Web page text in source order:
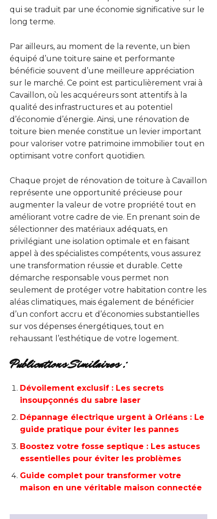
qui se traduit par une économie significative sur le
long terme.
Par ailleurs, au moment de la revente, un bien
équipé d’une toiture saine et performante
bénéficie souvent d’une meilleure appréciation
sur le marché. Ce point est particulièrement vrai à
Cavaillon, où les acquéreurs sont attentifs à la
qualité des infrastructures et au potentiel
d’économie d’énergie. Ainsi, une rénovation de
toiture bien menée constitue un levier important
pour valoriser votre patrimoine immobilier tout en
optimisant votre confort quotidien.
Chaque projet de rénovation de toiture à Cavaillon
représente une opportunité précieuse pour
augmenter la valeur de votre propriété tout en
améliorant votre cadre de vie. En prenant soin de
sélectionner des matériaux adéquats, en
privilégiant une isolation optimale et en faisant
appel à des spécialistes compétents, vous assurez
une transformation réussie et durable. Cette
démarche responsable vous permet non
seulement de protéger votre habitation contre les
aléas climatiques, mais également de bénéficier
d’un confort accru et d’économies substantielles
sur vos dépenses énergétiques, tout en
rehaussant l’esthétique de votre logement.
Publications Similaires :
Dévoilement exclusif : Les secrets
insoupçonnés du sabre laser
Dépannage électrique urgent à Orléans : Le
guide pratique pour éviter les pannes
Boostez votre fosse septique : Les astuces
essentielles pour éviter les problèmes
Guide complet pour transformer votre
maison en une véritable maison connectée